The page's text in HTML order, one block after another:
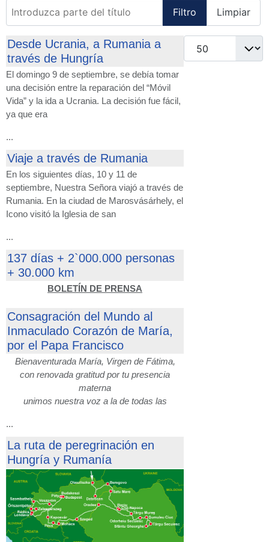
Introduzca parte del título
Filtro Limpiar
Cantidad
Desde Ucrania, a Rumania a
través de Hungría
El domingo 9 de septiembre, se debía tomar
una decisión entre la reparación del “Móvil
Vida” y la ida a Ucrania. La decisión fue fácil,
ya que era
...
Viaje a través de Rumania
En los siguientes días, 10 y 11 de
septiembre, Nuestra Señora viajó a través de
Rumania. En la ciudad de Marosvásárhely, el
Icono visitó la Iglesia de san
...
137 días + 2`000.000 personas
+ 30.000 km
BOLETÍN DE PRENSA
Consagración del Mundo al
Inmaculado Corazón de María,
por el Papa Francisco
Bienaventurada María, Virgen de Fátima,
con renovada gratitud por tu presencia
materna
unimos nuestra voz a la de todas las
...
La ruta de peregrinación en
Hungría y Rumanía